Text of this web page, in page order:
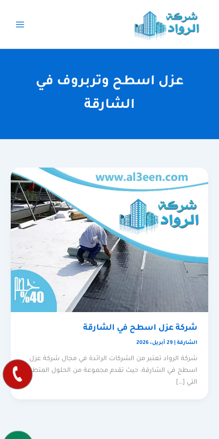
المحتوى
عزل اسطح وتربروف في
الشارقة
شركة عزل اسطح في الشارقة
الشارقة |29 أبريل، 2026
شركة الرواد تعتبر من الشركات الرائدة في مجال شركة عزل
اسطح في الشارقة، حيث تقدم مجموعة من الحلول المتطورة
التي […]